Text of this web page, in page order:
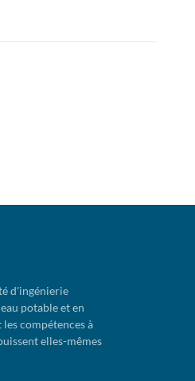
d'ingénierie
potable et en
compétences à
elles-mêmes